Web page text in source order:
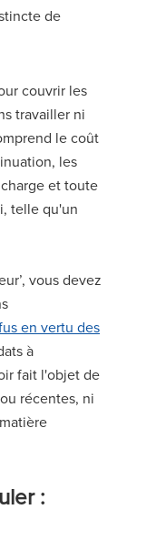
de
couvrir les
travailler ni
le coût
les
et toute
telle qu'un
vous devez
en vertu des
à
fait l'objet de
récentes, ni
: